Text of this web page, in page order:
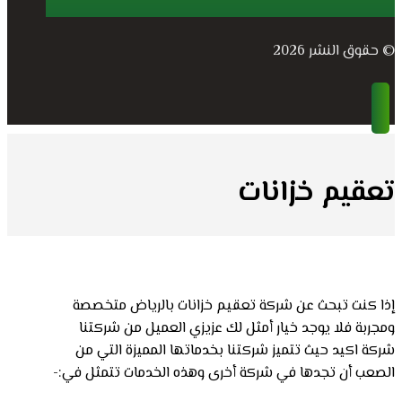
© حقوق النشر 2026
تعقيم خزانات
إذا كنت تبحث عن شركة تعقيم خزانات بالرياض متخصصة
ومجربة فلا يوجد خيار أمثل لك عزيزي العميل من شركتنا
شركة اكيد حيث تتميز شركتنا بخدماتها المميزة التي من
الصعب أن تجدها في شركة أخرى وهذه الخدمات تتمثل في:-